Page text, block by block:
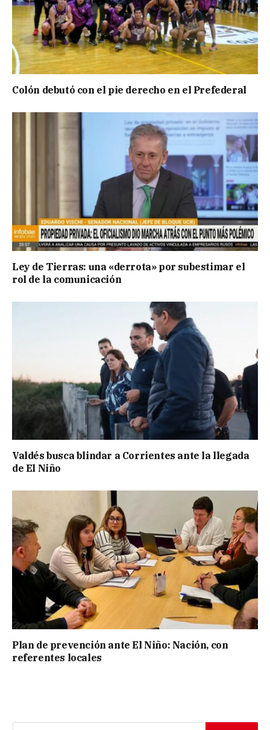
Colón debutó con el pie derecho en el Prefederal
Ley de Tierras: una «derrota» por subestimar el
rol de la comunicación
Valdés busca blindar a Corrientes ante la llegada
de El Niño
Plan de prevención ante El Niño: Nación, con
referentes locales